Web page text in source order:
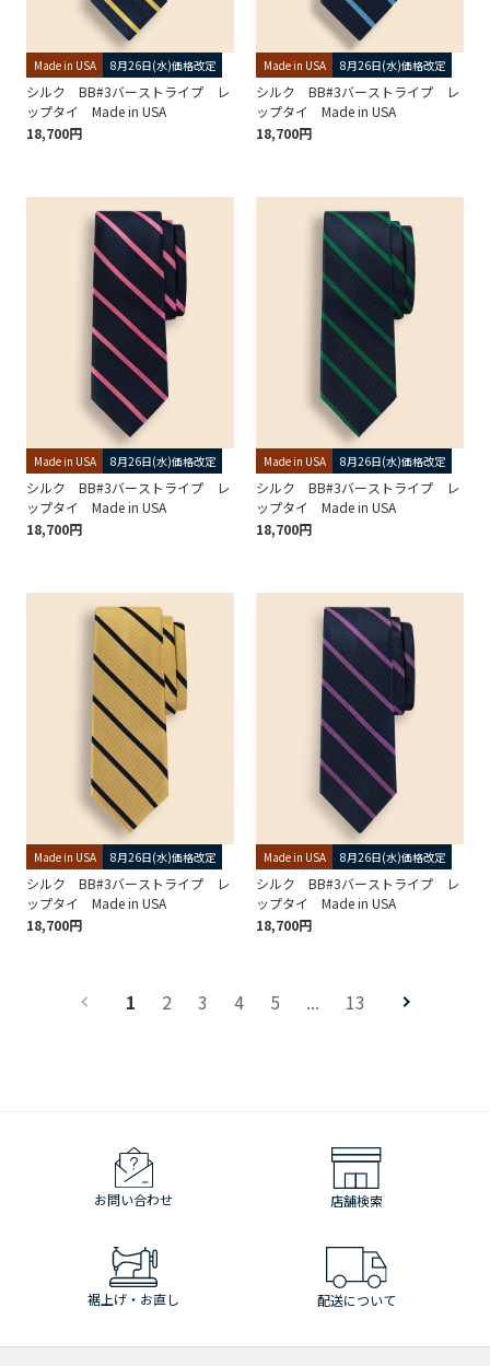
Made in USA 8月26日(水)価格改定
シルク BB#3バーストライプ レ
ップタイ Made in USA
18,700円
Made in USA 8月26日(水)価格改定
シルク BB#3バーストライプ レ
ップタイ Made in USA
18,700円
Made in USA 8月26日(水)価格改定
シルク BB#3バーストライプ レ
ップタイ Made in USA
18,700円
Made in USA 8月26日(水)価格改定
シルク BB#3バーストライプ レ
ップタイ Made in USA
18,700円
Made in USA 8月26日(水)価格改定
シルク BB#3バーストライプ レ
ップタイ Made in USA
18,700円
Made in USA 8月26日(水)価格改定
シルク BB#3バーストライプ レ
ップタイ Made in USA
18,700円
1 2 3 4 5 ... 13
お問い合わせ 店舗検索
裾上げ・お直し 配送について